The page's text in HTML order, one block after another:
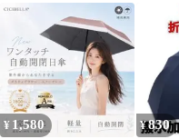
ット 軽量 紫外線 8本骨
りた
¥ 1,580 ¥830